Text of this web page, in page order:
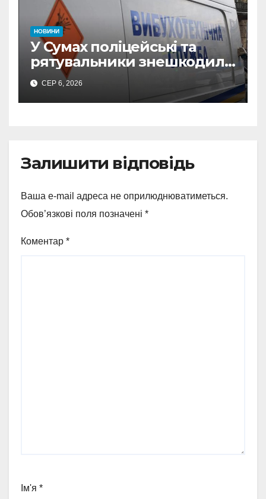
НОВИНИ
У Сумах поліцейські та
рятувальники знешкодили
500-кілограмову авіабомбу
росіян
СЕР 6, 2026
Залишити відповідь
Ваша e-mail адреса не оприлюднюватиметься.
Обов’язкові поля позначені *
Коментар *
Ім'я *